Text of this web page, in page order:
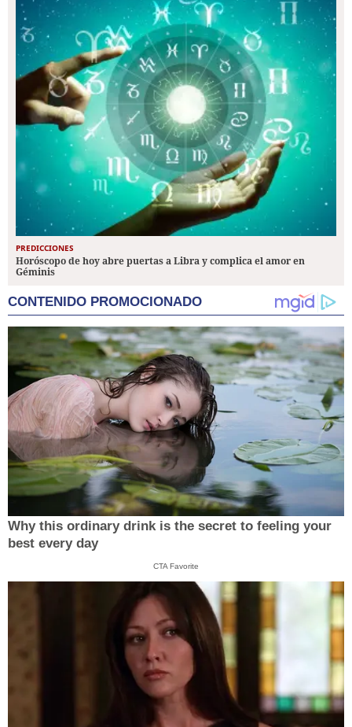
PREDICCIONES
Horóscopo de hoy abre puertas a Libra y complica el amor en
Géminis
CONTENIDO PROMOCIONADO
Why this ordinary drink is the secret to feeling your
best every day
CTA Favorite